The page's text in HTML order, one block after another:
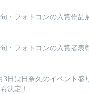
・フォトコンの入賞作品
・フォトコンの入賞者表
3日は日奈久のイベント盛
決定！